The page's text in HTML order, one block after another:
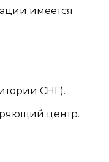
имеется
СНГ).
центр.